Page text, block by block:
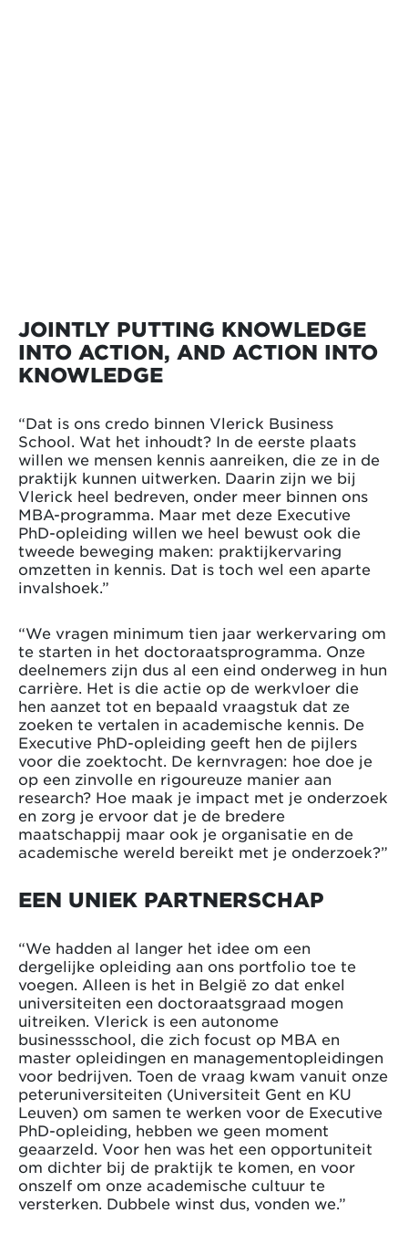
JOINTLY PUTTING KNOWLEDGE
INTO ACTION, AND ACTION INTO
KNOWLEDGE
“Dat is ons credo binnen Vlerick Business
School. Wat het inhoudt? In de eerste plaats
willen we mensen kennis aanreiken, die ze in de
praktijk kunnen uitwerken. Daarin zijn we bij
Vlerick heel bedreven, onder meer binnen ons
MBA-programma. Maar met deze Executive
PhD-opleiding willen we heel bewust ook die
tweede beweging maken: praktijkervaring
omzetten in kennis. Dat is toch wel een aparte
invalshoek.”
“We vragen minimum tien jaar werkervaring om
te starten in het doctoraatsprogramma. Onze
deelnemers zijn dus al een eind onderweg in hun
carrière. Het is die actie op de werkvloer die
hen aanzet tot en bepaald vraagstuk dat ze
zoeken te vertalen in academische kennis. De
Executive PhD-opleiding geeft hen de pijlers
voor die zoektocht. De kernvragen: hoe doe je
op een zinvolle en rigoureuze manier aan
research? Hoe maak je impact met je onderzoek
en zorg je ervoor dat je de bredere
maatschappij maar ook je organisatie en de
academische wereld bereikt met je onderzoek?”
EEN UNIEK PARTNERSCHAP
“We hadden al langer het idee om een
dergelijke opleiding aan ons portfolio toe te
voegen. Alleen is het in België zo dat enkel
universiteiten een doctoraatsgraad mogen
uitreiken. Vlerick is een autonome
businessschool, die zich focust op MBA en
master opleidingen en managementopleidingen
voor bedrijven. Toen de vraag kwam vanuit onze
peteruniversiteiten (Universiteit Gent en KU
Leuven) om samen te werken voor de Executive
PhD-opleiding, hebben we geen moment
geaarzeld. Voor hen was het een opportuniteit
om dichter bij de praktijk te komen, en voor
onszelf om onze academische cultuur te
versterken. Dubbele winst dus, vonden we.”